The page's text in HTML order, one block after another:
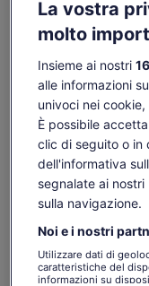
Controlla
Date
ven 7 ago
Persone
1 adulto
sab 8 ago dom 9 ago
Il40 €
tradotti
La vostra
molto
Insieme ai nostri 16
alle informazioni
univoci nei
È possibile
clic di seguito o in
dell'informativa
segnalate ai
sulla navigazione.
Noi e i nostri
Utilizzare dati di
caratteristiche del
informazioni su